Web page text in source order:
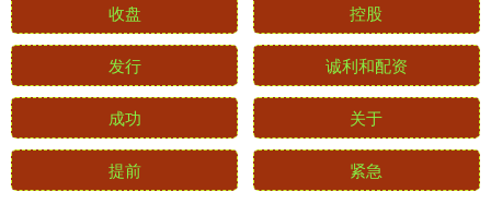
收盘 控股
发行 诚利和配资
成功 关于
提前 紧急